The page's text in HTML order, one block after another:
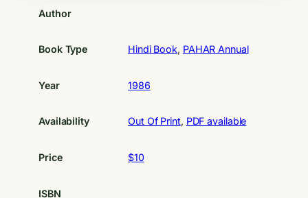
Author
Book Type Hindi Book, PAHAR Annual
Year 1986
Availability Out Of Print, PDF available
Price $10
ISBN